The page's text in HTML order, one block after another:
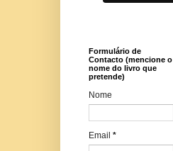
Formulário de
Contacto (mencione o
nome do livro que
pretende)
Nome
Email *